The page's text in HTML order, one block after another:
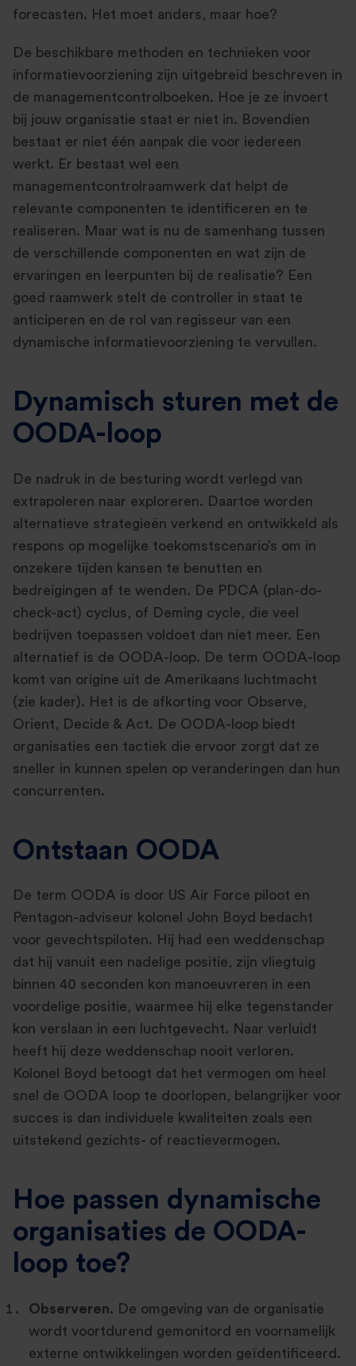
forecasten. Het moet anders, maar hoe?
De beschikbare methoden en technieken voor
informatievoorziening zijn uitgebreid beschreven in
de managementcontrolboeken. Hoe je ze invoert
bij jouw organisatie staat er niet in. Bovendien
bestaat er niet één aanpak die voor iedereen
werkt. Er bestaat wel een
managementcontrolraamwerk dat helpt de
relevante componenten te identificeren en te
realiseren. Maar wat is nu de samenhang tussen
de verschillende componenten en wat zijn de
ervaringen en leerpunten bij de realisatie? Een
goed raamwerk stelt de controller in staat te
anticiperen en de rol van regisseur van een
dynamische informatievoorziening te vervullen.
Dynamisch sturen met de
OODA-loop
De nadruk in de besturing wordt verlegd van
extrapoleren naar exploreren. Daartoe worden
alternatieve strategieën verkend en ontwikkeld als
respons op mogelijke toekomstscenario’s om in
onzekere tijden kansen te benutten en
bedreigingen af te wenden. De PDCA (plan-do-
check-act) cyclus, of Deming cycle, die veel
bedrijven toepassen voldoet dan niet meer. Een
alternatief is de OODA-loop. De term OODA-loop
komt van origine uit de Amerikaans luchtmacht
(zie kader). Het is de afkorting voor Observe,
Orient, Decide & Act. De OODA-loop biedt
organisaties een tactiek die ervoor zorgt dat ze
sneller in kunnen spelen op veranderingen dan hun
concurrenten.
Ontstaan OODA
De term OODA is door US Air Force piloot en
Pentagon-adviseur kolonel John Boyd bedacht
voor gevechtspiloten. Hij had een weddenschap
dat hij vanuit een nadelige positie, zijn vliegtuig
binnen 40 seconden kon manoeuvreren in een
voordelige positie, waarmee hij elke tegenstander
kon verslaan in een luchtgevecht. Naar verluidt
heeft hij deze weddenschap nooit verloren.
Kolonel Boyd betoogt dat het vermogen om heel
snel de OODA loop te doorlopen, belangrijker voor
succes is dan individuele kwaliteiten zoals een
uitstekend gezichts- of reactievermogen.
Hoe passen dynamische
organisaties de OODA-
loop toe?
Observeren.
De omgeving van de organisatie
wordt voortdurend gemonitord en voornamelijk
externe ontwikkelingen worden geïdentificeerd.